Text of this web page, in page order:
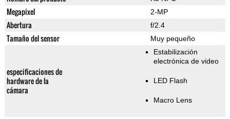
Megapixel 2-MP
Abertura f/2.4
Tamaño del sensor Muy pequeño
especificaciones de
hardware de la
cámara
Estabilización
electrónica de video
LED Flash
Macro Lens